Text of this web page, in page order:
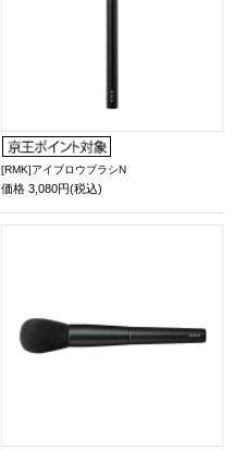
[RMK]アイブロウブラシN
価格 3,080円(税込)